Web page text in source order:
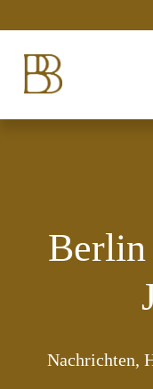
Nachrichten,